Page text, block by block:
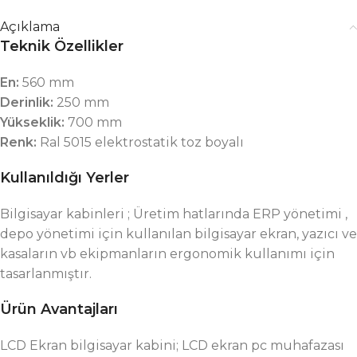
Açıklama
Teknik Özellikler
En: 560 mm
Derinlik: 250 mm
Yükseklik: 700 mm
Renk: Ral 5015 elektrostatik toz boyalı
Kullanıldığı Yerler
Bilgisayar kabinleri ; Üretim hatlarında ERP yönetimi ,
depo yönetimi için kullanılan bilgisayar ekran, yazıcı ve
kasaların vb ekipmanların ergonomik kullanımı için
tasarlanmıştır.
Ürün Avantajları
LCD Ekran bilgisayar kabini; LCD ekran pc muhafazası